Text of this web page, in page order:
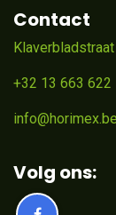
Contact
+32 13 663 622
info@horimex.be
Volg ons: